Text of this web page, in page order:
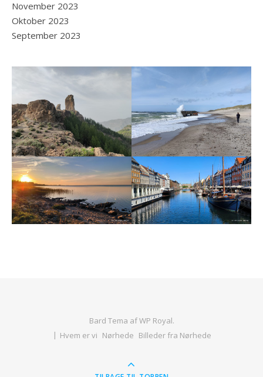
November 2023
Oktober 2023
September 2023
Bard Tema afWP Royal.
Hvem er vi Nørhede Billeder fra Nørhede